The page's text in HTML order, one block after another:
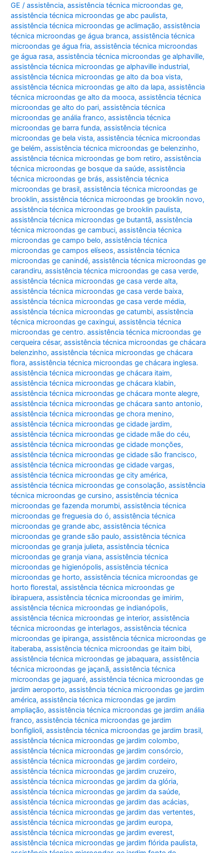
GE /assistência,assistência técnica microondas ge,
assistência técnica microondas ge abc paulista,
assistência técnica microondas ge aclimação,assistência
técnica microondas ge água branca,assistência técnica
microondas ge água fria,assistência técnica microondas
ge água rasa,assistência técnica microondas ge alphaville,
assistência técnica microondas ge alphaville industrial,
assistência técnica microondas ge alto da boa vista,
assistência técnica microondas ge alto da lapa,assistência
técnica microondas ge alto da mooca,assistência técnica
microondas ge alto do pari,assistência técnica
microondas ge anália franco,assistência técnica
microondas ge barra funda,assistência técnica
microondas ge bela vista,assistência técnica microondas
ge belém,assistência técnica microondas ge belenzinho,
assistência técnica microondas ge bom retiro,assistência
técnica microondas ge bosque da saúde,assistência
técnica microondas ge brás,assistência técnica
microondas ge brasil,assistência técnica microondas ge
brooklin,assistência técnica microondas ge brooklin novo,
assistência técnica microondas ge brooklin paulista,
assistência técnica microondas ge butantã,assistência
técnica microondas ge cambuci,assistência técnica
microondas ge campo belo,assistência técnica
microondas ge campos elíseos,assistência técnica
microondas ge canindé,assistência técnica microondas ge
carandiru,assistência técnica microondas ge casa verde,
assistência técnica microondas ge casa verde alta,
assistência técnica microondas ge casa verde baixa,
assistência técnica microondas ge casa verde média,
assistência técnica microondas ge catumbi,assistência
técnica microondas ge caxingui,assistência técnica
microondas ge centro. assistência técnica microondas ge
cerqueira césar,assistência técnica microondas ge chácara
belenzinho,assistência técnica microondas ge chácara
flora,assistência técnica microondas ge chácara inglesa.
assistência técnica microondas ge chácara itaim,
assistência técnica microondas ge chácara klabin,
assistência técnica microondas ge chácara monte alegre,
assistência técnica microondas ge chácara santo antonio,
assistência técnica microondas ge chora menino,
assistência técnica microondas ge cidade jardim,
assistência técnica microondas ge cidade mãe do céu,
assistência técnica microondas ge cidade monções,
assistência técnica microondas ge cidade são francisco,
assistência técnica microondas ge cidade vargas,
assistência técnica microondas ge city américa,
assistência técnica microondas ge consolação,assistência
técnica microondas ge cursino,assistência técnica
microondas ge fazenda morumbi,assistência técnica
microondas ge freguesia do ó,assistência técnica
microondas ge grande abc,assistência técnica
microondas ge grande são paulo,assistência técnica
microondas ge granja julieta,assistência técnica
microondas ge granja viana,assistência técnica
microondas ge higienópolis,assistência técnica
microondas ge horto,assistência técnica microondas ge
horto florestal,assistência técnica microondas ge
ibirapuera,assistência técnica microondas ge imirim,
assistência técnica microondas ge indianópolis,
assistência técnica microondas ge interior,assistência
técnica microondas ge interlagos,assistência técnica
microondas ge ipiranga,assistência técnica microondas ge
itaberaba,assistência técnica microondas ge itaim bibi,
assistência técnica microondas ge jabaquara,assistência
técnica microondas ge jaçanã,assistência técnica
microondas ge jaguaré,assistência técnica microondas ge
jardim aeroporto,assistência técnica microondas ge jardim
américa,assistência técnica microondas ge jardim
ampliação,assistência técnica microondas ge jardim anália
franco,assistência técnica microondas ge jardim
bonfiglioli,assistência técnica microondas ge jardim brasil,
assistência técnica microondas ge jardim colombo,
assistência técnica microondas ge jardim consórcio,
assistência técnica microondas ge jardim cordeiro,
assistência técnica microondas ge jardim cruzeiro,
assistência técnica microondas ge jardim da glória,
assistência técnica microondas ge jardim da saúde,
assistência técnica microondas ge jardim das acácias,
assistência técnica microondas ge jardim das vertentes,
assistência técnica microondas ge jardim europa,
assistência técnica microondas ge jardim everest,
assistência técnica microondas ge jardim flórida paulista,